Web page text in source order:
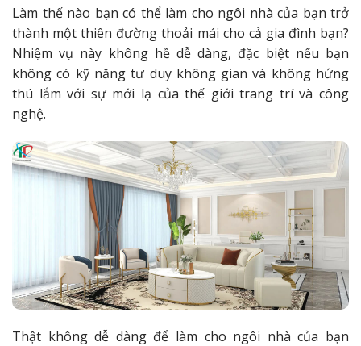
Làm thế nào bạn có thể làm cho ngôi nhà của bạn trở
thành một thiên đường thoải mái cho cả gia đình bạn?
Nhiệm vụ này không hề dễ dàng, đặc biệt nếu bạn
không có kỹ năng tư duy không gian và không hứng
thú lắm với sự mới lạ của thế giới trang trí và công
nghệ.
Thật không dễ dàng để làm cho ngôi nhà của bạn